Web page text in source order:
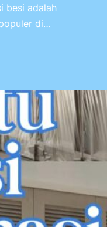
besi adalah
di…